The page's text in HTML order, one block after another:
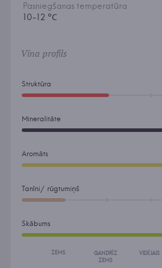
Pasniegšanas temperatūra
10-12 °С
Vīna profils
Struktūra
Mineralitāte
Aromāts
Tanīni/ rūgtumiņš
Skābums
ZEMS
GANDRĪZ
ZEMS
VIDĒJAIS